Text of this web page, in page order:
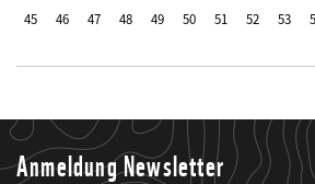
45
46 47 48 49 50 51 52 53
Anmeldung Newsletter